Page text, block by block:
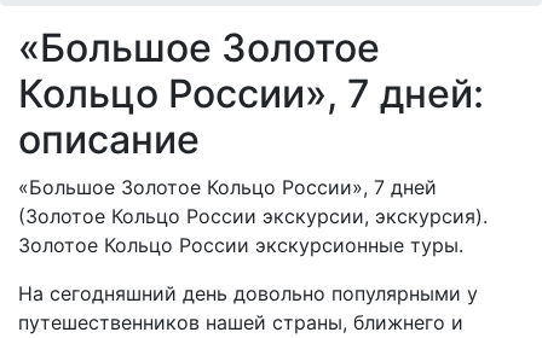
«Большое Золотое
Кольцо России», 7 дней:
описание
«Большое Золотое Кольцо России», 7 дней
(Золотое Кольцо России экскурсии, экскурсия).
Золотое Кольцо России экскурсионные туры.
На сегодняшний день довольно популярными у
путешественников нашей страны, ближнего и